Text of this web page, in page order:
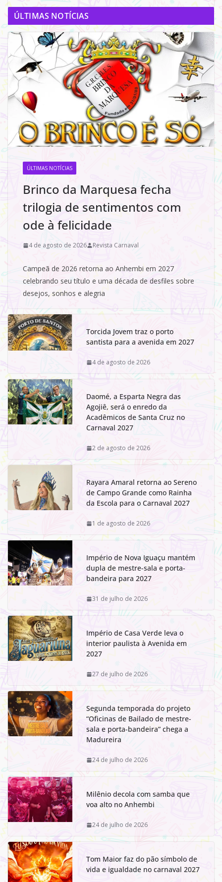
ÚLTIMAS NOTÍCIAS
ÚLTIMAS NOTÍCIAS
Brinco da Marquesa fecha
trilogia de sentimentos com
ode à felicidade
4 de agosto de 2026 Revista Carnaval
Campeã de 2026 retorna ao Anhembi em 2027
celebrando seu título e uma década de desfiles sobre
desejos, sonhos e alegria
Torcida Jovem traz o porto
santista para a avenida em 2027
4 de agosto de 2026
Daomé, a Esparta Negra das
Agojiê, será o enredo da
Acadêmicos de Santa Cruz no
Carnaval 2027
2 de agosto de 2026
Rayara Amaral retorna ao Sereno
de Campo Grande como Rainha
da Escola para o Carnaval 2027
1 de agosto de 2026
Império de Nova Iguaçu mantém
dupla de mestre-sala e porta-
bandeira para 2027
31 de julho de 2026
Império de Casa Verde leva o
interior paulista à Avenida em
2027
27 de julho de 2026
Segunda temporada do projeto
“Oficinas de Bailado de mestre-
sala e porta-bandeira” chega a
Madureira
24 de julho de 2026
Milênio decola com samba que
voa alto no Anhembi
24 de julho de 2026
Tom Maior faz do pão símbolo de
vida e igualdade no carnaval 2027